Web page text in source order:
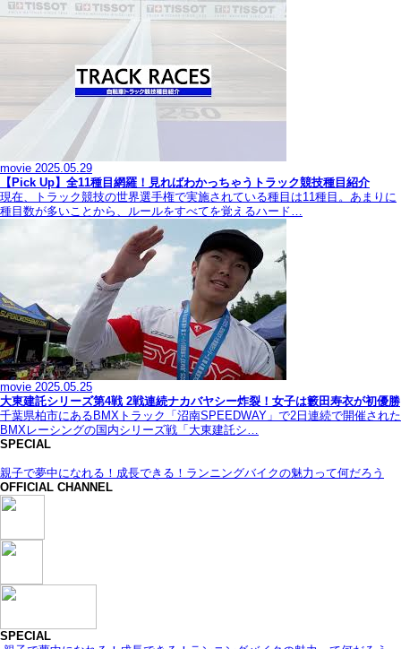
movie 2025.05.29
【Pick Up】全11種目網羅！見ればわかっちゃうトラック競技種目紹介
現在、トラック競技の世界選手権で実施されている種目は11種目。あまりに
種目数が多いことから、ルールをすべてを覚えるハード…
movie 2025.05.25
大東建託シリーズ第4戦 2戦連続ナカバヤシー炸裂！女子は籔田寿衣が初優勝
千葉県柏市にあるBMXトラック「沼南SPEEDWAY」で2日連続で開催された
BMXレーシングの国内シリーズ戦「大東建託シ…
SPECIAL
親子で夢中になれる！成長できる！ランニングバイクの魅力って何だろう
OFFICIAL CHANNEL
SPECIAL